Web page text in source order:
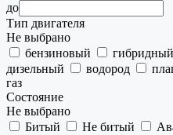
до
Тип двигателя
Не выбрано
бензиновый
гибридный
дизельный
водород
газ
Состояние
Не выбрано
Битый
Не битый